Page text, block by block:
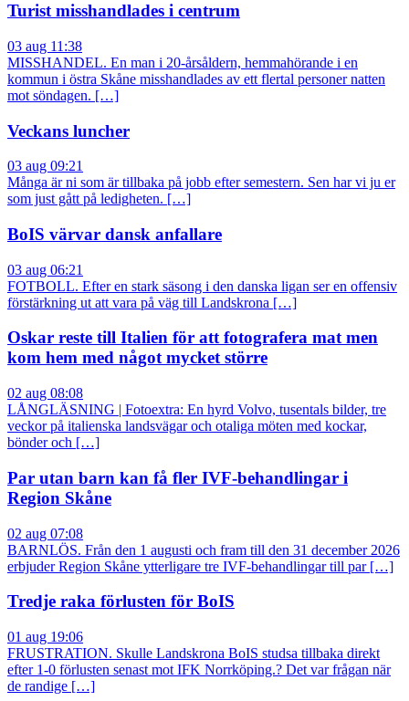
Turist misshandlades i centrum
03 aug 11:38
MISSHANDEL. En man i 20-årsåldern, hemmahörande i en
kommun i östra Skåne misshandlades av ett flertal personer natten
mot söndagen. […]
Veckans luncher
03 aug 09:21
Många är ni som är tillbaka på jobb efter semestern. Sen har vi ju er
som just gått på ledigheten. […]
BoIS värvar dansk anfallare
03 aug 06:21
FOTBOLL. Efter en stark säsong i den danska ligan ser en offensiv
förstärkning ut att vara på väg till Landskrona […]
Oskar reste till Italien för att fotografera mat men
kom hem med något mycket större
02 aug 08:08
LÅNGLÄSNING | Fotoextra: En hyrd Volvo, tusentals bilder, tre
veckor på italienska landsvägar och otaliga möten med kockar,
bönder och […]
Par utan barn kan få fler IVF-behandlingar i
Region Skåne
02 aug 07:08
BARNLÖS. Från den 1 augusti och fram till den 31 december 2026
erbjuder Region Skåne ytterligare tre IVF-behandlingar till par […]
Tredje raka förlusten för BoIS
01 aug 19:06
FRUSTRATION. Skulle Landskrona BoIS studsa tillbaka direkt
efter 1-0 förlusten senast mot IFK Norrköping.? Det var frågan när
de randige […]